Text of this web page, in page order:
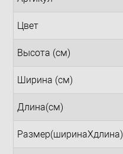
Цвет
Высота (см)
Ширина (см)
Длина(см)
Размер(ширинаXдлина)